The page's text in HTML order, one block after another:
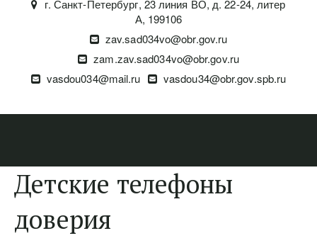
г. Санкт-Петербург, 23 линия ВО, д. 22-24, литер
А, 199106
zav.sad034vo@obr.gov.ru
zam.zav.sad034vo@obr.gov.ru
vasdou034@mail.ru
vasdou34@obr.gov.spb.ru
Детские телефоны
доверия